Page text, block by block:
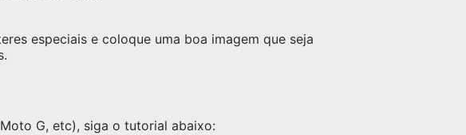
especiais e coloque uma boa imagem que seja
G, etc), siga o tutorial abaixo: